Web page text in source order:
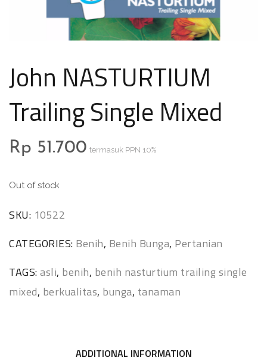
John NASTURTIUM
Trailing Single Mixed
Rp 51.700 termasuk PPN 10%
Out of stock
SKU: 10522
CATEGORIES: Benih, Benih Bunga, Pertanian
TAGS:asli, benih, benih nasturtium trailing single
mixed, berkualitas, bunga, tanaman
ADDITIONAL INFORMATION